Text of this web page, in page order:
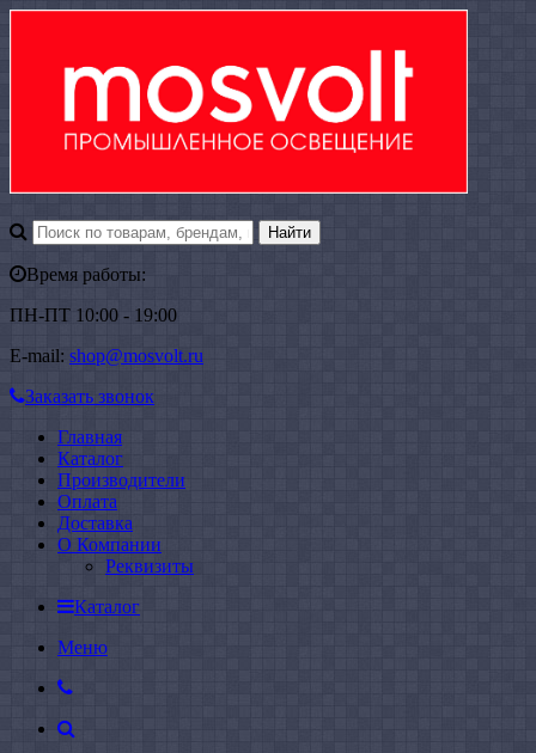
Время работы:
ПН-ПТ 10:00 - 19:00
E-mail: shop@mosvolt.ru
Заказать звонок
Главная
Каталог
Производители
Оплата
Доставка
О Компании
Реквизиты
Каталог
Меню